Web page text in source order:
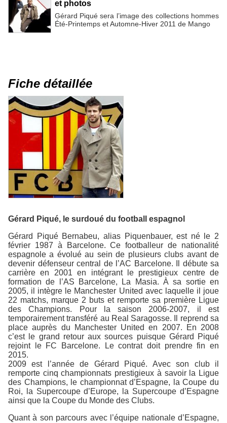
et photos
Gérard Piqué sera l’image des collections hommes
Été-Printemps et Automne-Hiver 2011 de Mango
Fiche détaillée
Gérard Piqué, le surdoué du football espagnol
Gérard Piqué Bernabeu, alias Piquenbauer, est né le 2
février 1987 à Barcelone. Ce footballeur de nationalité
espagnole a évolué au sein de plusieurs clubs avant de
devenir défenseur central de l’AC Barcelone. Il débute sa
carrière en 2001 en intégrant le prestigieux centre de
formation de l’AS Barcelone, La Masia. À sa sortie en
2005, il intègre le Manchester United avec laquelle il joue
22 matchs, marque 2 buts et remporte sa première Ligue
des Champions. Pour la saison 2006-2007, il est
temporairement transféré au Real Saragosse. Il reprend sa
place auprès du Manchester United en 2007. En 2008
c’est le grand retour aux sources puisque Gérard Piqué
rejoint le FC Barcelone. Le contrat doit prendre fin en
2015.
2009 est l’année de Gérard Piqué. Avec son club il
remporte cinq championnats prestigieux à savoir la Ligue
des Champions, le championnat d’Espagne, la Coupe du
Roi, la Supercoupe d’Europe, la Supercoupe d’Espagne
ainsi que la Coupe du Monde des Clubs.
Quant à son parcours avec l’équipe nationale d’Espagne,